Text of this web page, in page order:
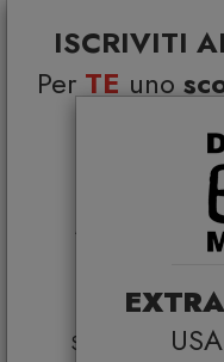
ISCRIVITI
Per TE uno
Coupon
*Coupon non
Smeg,
Franke,
Samsung, Faber,
EXTRA